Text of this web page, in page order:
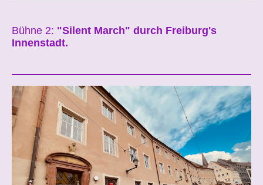
Bühne 2: "Silent March" durch Freiburg's
Innenstadt.